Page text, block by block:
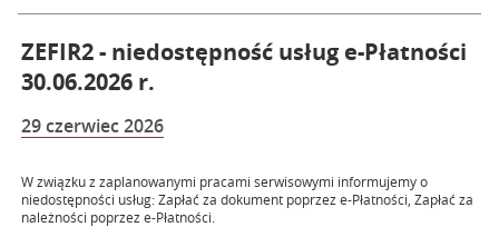
ZEFIR2 - niedostępność usług e-Płatności
30.06.2026 r.
29 czerwiec 2026
W związku z zaplanowanymi pracami serwisowymi informujemy o
niedostępności usług: Zapłać za dokument poprzez e-Płatności, Zapłać za
należności poprzez e-Płatności.